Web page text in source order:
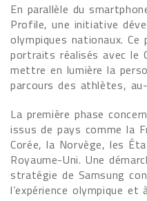
En parallèle du
Profile, une initiative
olympiques nationaux.
portraits réalisés avec le
mettre en lumière la
parcours des athlètes,
La première phase
issus de pays comme la
Corée, la Norvège, les
Royaume-Uni. Une
stratégie de Samsung
l’expérience olympique